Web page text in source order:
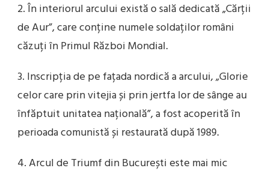
2. În interiorul arcului există o sală dedicată „Cărții
de Aur”, care conține numele soldaților români
căzuți în Primul Război Mondial.
3. Inscripția de pe fațada nordică a arcului, „Glorie
celor care prin vitejia și prin jertfa lor de sânge au
înfăptuit unitatea națională”, a fost acoperită în
perioada comunistă și restaurată după 1989.
4. Arcul de Triumf din București este mai mic